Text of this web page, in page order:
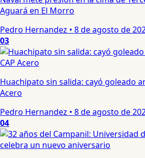
Aguará en El Morro
Pedro Hernandez • 8 de agosto de
03
Huachipato sin salida: cayó goleado
Acero
Pedro Hernandez • 8 de agosto de
04